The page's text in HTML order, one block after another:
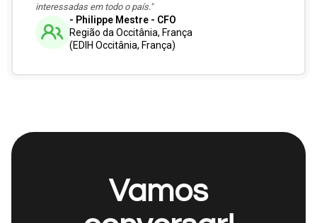
interessadas em todo o país."
- Philippe Mestre - CFO
Região da Occitânia, França
(EDIH Occitânia, França)
Vamos